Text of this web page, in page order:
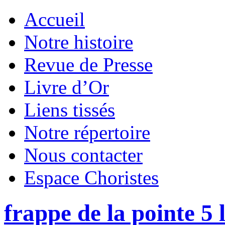
Accueil
Notre histoire
Revue de Presse
Livre d’Or
Liens tissés
Notre répertoire
Nous contacter
Espace Choristes
frappe de la pointe 5